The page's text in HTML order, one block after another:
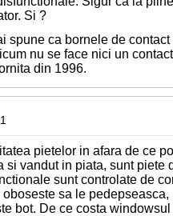
Si ?
spune ca bornele de
nu se face nici un
din 1996.
pietelor in afara de ce
si vandut in piata, sunt piete
sunt controlate de
sa le
bot. De ce costa